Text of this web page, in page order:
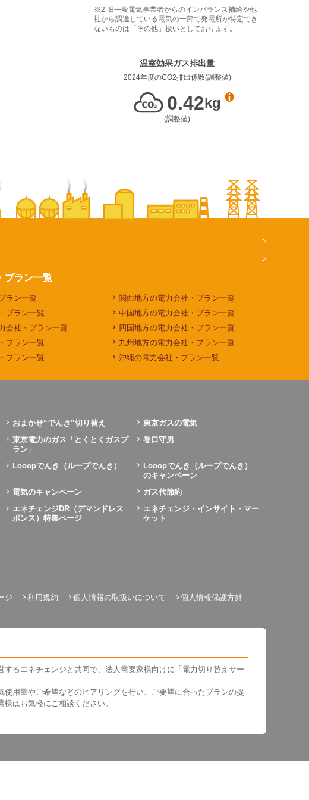
旧一般電気事業者からのインバランス補給や他
社から調達している電気の一部で発電所が特定でき
ないものは「その他」扱いとしております。
温室効果ガス排出量
2024年度のCO2排出係数(調整値)
0.42kg
(調整値)
プラン一覧
ラン一覧
プラン一覧
会社・プラン一覧
プラン一覧
プラン一覧
関西地方の電力会社・プラン一覧
中国地方の電力会社・プラン一覧
四国地方の電力会社・プラン一覧
九州地方の電力会社・プラン一覧
沖縄の電力会社・プラン一覧
おまかせ“でんき”切り替え
東京ガスの電気
東京電力のガス「とくとくガスプ
ラン」
巻口守男
Looopでんき（ループでんき）
Looopでんき（ループでんき）
のキャンペーン
電気のキャンペーン
ガス代節約
エネチェンジDR（デマンドレス
ポンス）特集ページ
エネチェンジ・インサイト・マー
ケット
ジ 利用規約 個人情報の取扱いについて
個人情報保護方針
するエネチェンジと共同で、法人需要家様向けに「電力切り替えサー
用量やご希望などのヒアリングを行い、ご要望に合ったプランの提
はお気軽にご相談ください。